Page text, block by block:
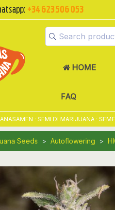
+34 623 506 053
HOME
FAQ
· SEMI DI MARIJUANA ·
Seeds Autoflowering